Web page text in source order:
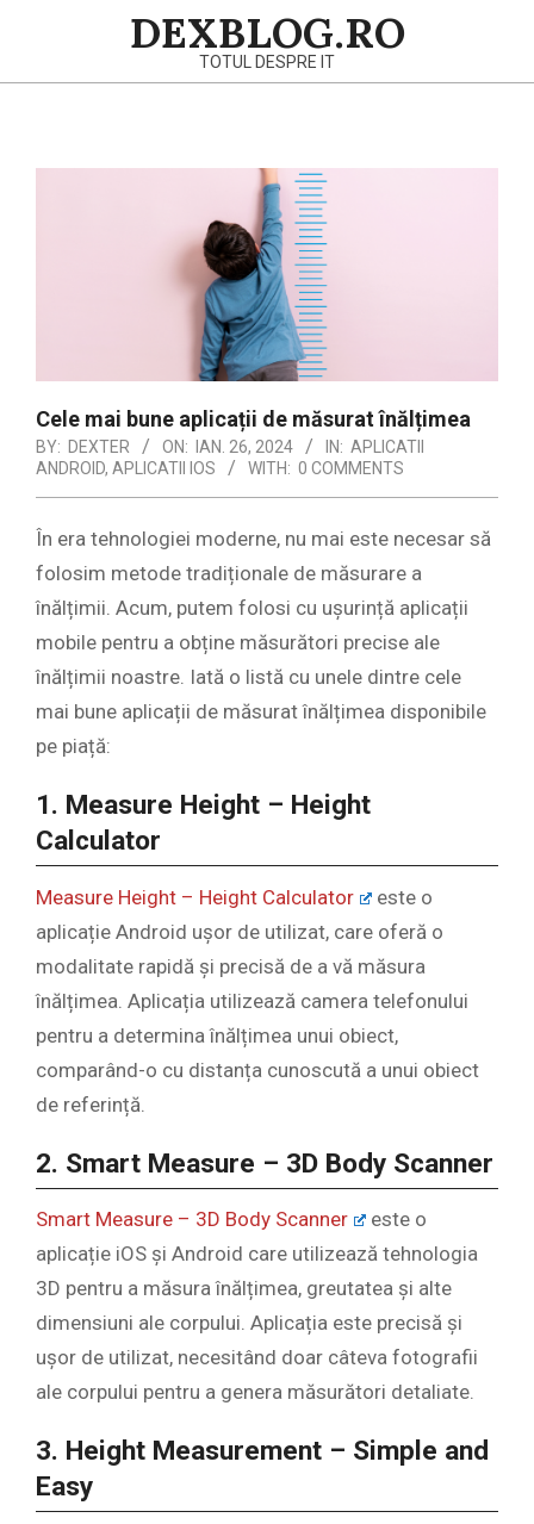
DEXBLOG.RO
TOTUL DESPRE IT
Navigation
Cele mai bune aplicații de măsurat înălțimea
BY: DEXTER ON: IAN. 26, 2024 IN: APLICATII
ANDROID, APLICATII IOS WITH: 0 COMMENTS
În era tehnologiei moderne, nu mai este necesar să
folosim metode tradiționale de măsurare a
înălțimii. Acum, putem folosi cu ușurință aplicații
mobile pentru a obține măsurători precise ale
înălțimii noastre. Iată o listă cu unele dintre cele
mai bune aplicații de măsurat înălțimea disponibile
pe piață:
1. Measure Height – Height
Calculator
Measure Height – Height Calculator
este o
aplicație Android ușor de utilizat, care oferă o
modalitate rapidă și precisă de a vă măsura
înălțimea. Aplicația utilizează camera telefonului
pentru a determina înălțimea unui obiect,
comparând-o cu distanța cunoscută a unui obiect
de referință.
2. Smart Measure – 3D Body Scanner
Smart Measure – 3D Body Scanner
este o
aplicație iOS și Android care utilizează tehnologia
3D pentru a măsura înălțimea, greutatea și alte
dimensiuni ale corpului. Aplicația este precisă și
ușor de utilizat, necesitând doar câteva fotografii
ale corpului pentru a genera măsurători detaliate.
3. Height Measurement – Simple and
Easy